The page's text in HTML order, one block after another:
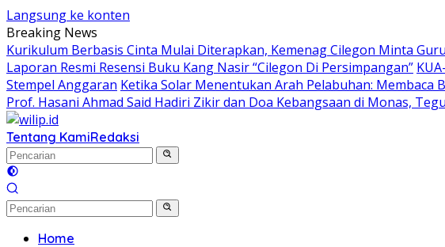
Langsung ke konten
Breaking News
Kurikulum Berbasis Cinta Mulai Diterapkan, Kemenag Cilegon Minta
Laporan Resmi Resensi Buku Kang Nasir “Cilegon Di Persimpangan”
Stempel Anggaran Ketika Solar Menentukan Arah Pelabuhan:
Prof. Hasani Ahmad Said Hadiri Zikir dan Doa Kebangsaan di Monas,
Tentang KamiRedaksi
Home